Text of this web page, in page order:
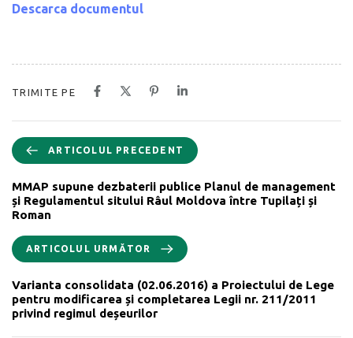
Descarca documentul
TRIMITE PE
ARTICOLUL PRECEDENT
MMAP supune dezbaterii publice Planul de management
și Regulamentul sitului Râul Moldova între Tupilați și
Roman
ARTICOLUL URMĂTOR
Varianta consolidata (02.06.2016) a Proiectului de Lege
pentru modificarea și completarea Legii nr. 211/2011
privind regimul deșeurilor